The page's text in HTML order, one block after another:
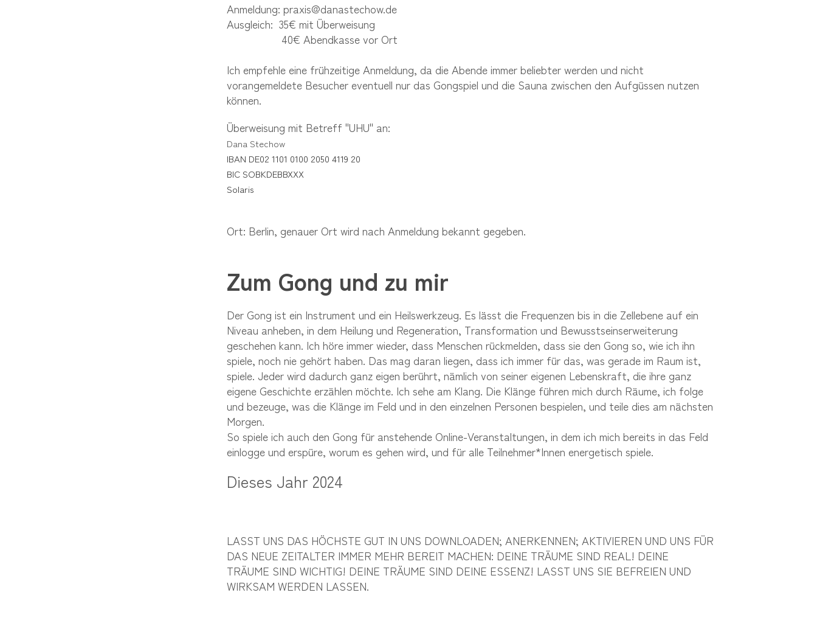
Anmeldung: praxis@danastechow.de
Ausgleich: 35€ mit Überweisung
40€ Abendkasse vor Ort
Ich empfehle eine frühzeitige Anmeldung, da die Abende immer beliebter werden und nicht
vorangemeldete Besucher eventuell nur das Gongspiel und die Sauna zwischen den Aufgüssen nutzen
können.
Überweisung mit Betreff "UHU" an:
Dana Stechow
IBAN DE02 1101 0100 2050 4119 20
BIC SOBKDEBBXXX
Solaris
Ort: Berlin, genauer Ort wird nach Anmeldung bekannt gegeben.
Zum Gong und zu mir
Der Gong ist ein Instrument und ein Heilswerkzeug. Es lässt die Frequenzen bis in die Zellebene auf ein
Niveau anheben, in dem Heilung und Regeneration, Transformation und Bewusstseinserweiterung
geschehen kann. Ich höre immer wieder, dass Menschen rückmelden, dass sie den Gong so, wie ich ihn
spiele, noch nie gehört haben. Das mag daran liegen, dass ich immer für das, was gerade im Raum ist,
spiele. Jeder wird dadurch ganz eigen berührt, nämlich von seiner eigenen Lebenskraft, die ihre ganz
eigene Geschichte erzählen möchte. Ich sehe am Klang. Die Klänge führen mich durch Räume, ich folge
und bezeuge, was die Klänge im Feld und in den einzelnen Personen bespielen, und teile dies am nächsten
Morgen.
So spiele ich auch den Gong für anstehende Online-Veranstaltungen, in dem ich mich bereits in das Feld
einlogge und erspüre, worum es gehen wird, und für alle Teilnehmer*Innen energetisch spiele.
Dieses Jahr 2024
LASST UNS DAS HÖCHSTE GUT IN UNS DOWNLOADEN; ANERKENNEN; AKTIVIEREN UND UNS FÜR
DAS NEUE ZEITALTER IMMER MEHR BEREIT MACHEN: DEINE TRÄUME SIND REAL! DEINE
TRÄUME SIND WICHTIG! DEINE TRÄUME SIND DEINE ESSENZ! LASST UNS SIE BEFREIEN UND
WIRKSAM WERDEN LASSEN.